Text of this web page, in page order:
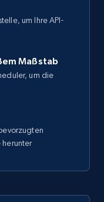
um Ihre API-
Maßstab
um die
herunter